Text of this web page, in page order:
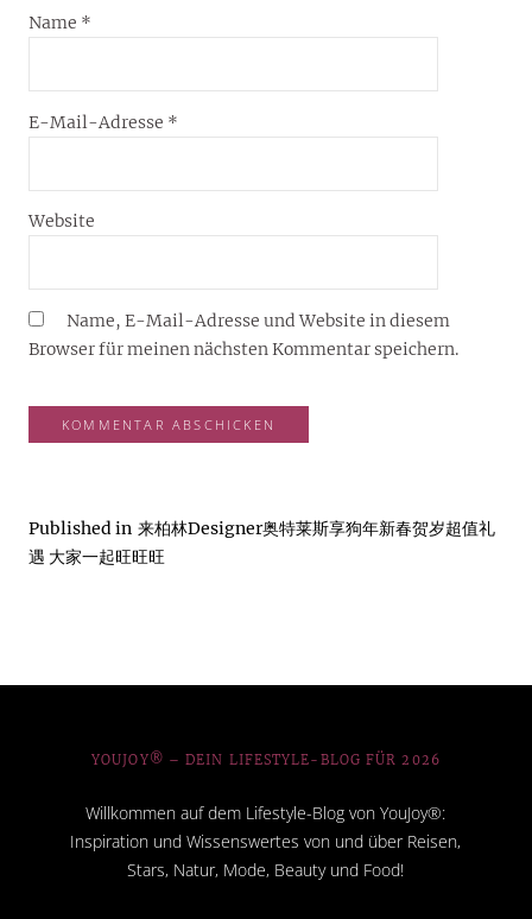
Name *
E-Mail-Adresse *
Website
Name, E-Mail-Adresse und Website in diesem
Browser für meinen nächsten Kommentar speichern.
Published in 来柏林Designer奥特莱斯享狗年新春贺岁超值礼
遇 大家一起旺旺旺
YOUJOY® – DEIN LIFESTYLE-BLOG FÜR 2026
Willkommen auf dem Lifestyle-Blog von YouJoy®:
Inspiration und Wissenswertes von und über Reisen,
Stars, Natur, Mode, Beauty und Food!